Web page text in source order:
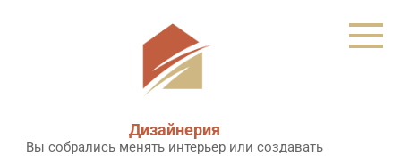
Дизайнерия
Вы собрались менять интерьер или создавать